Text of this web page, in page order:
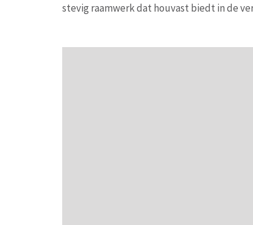
stevig raamwerk dat houvast biedt in de